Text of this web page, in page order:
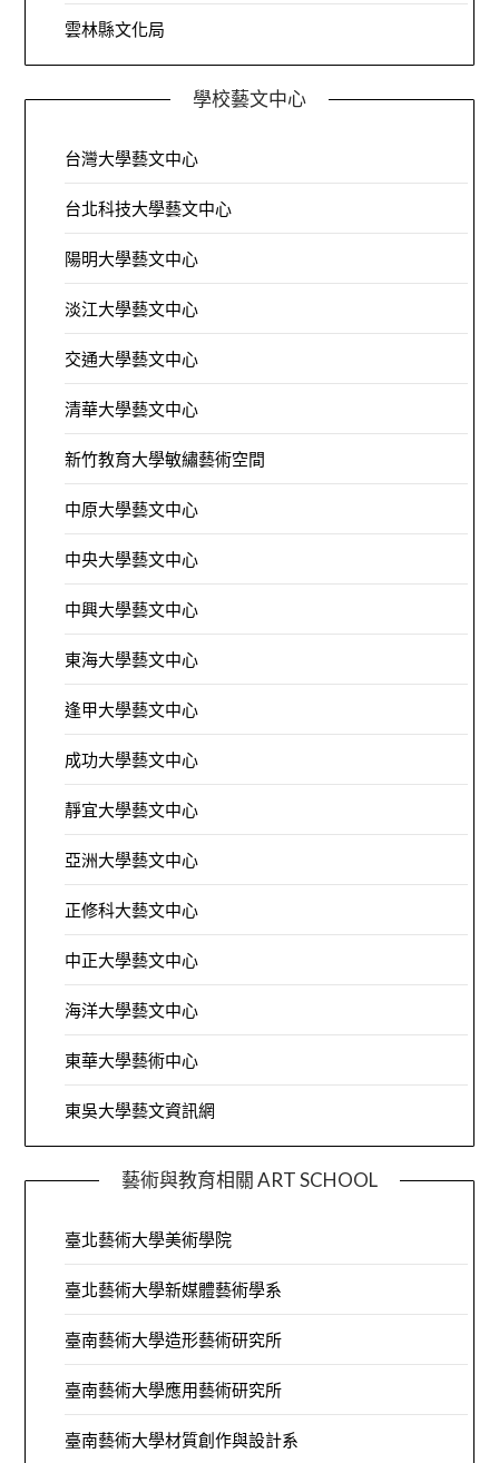
雲林縣文化局
學校藝文中心
台灣大學藝文中心
台北科技大學藝文中心
陽明大學藝文中心
淡江大學藝文中心
交通大學藝文中心
清華大學藝文中心
新竹教育大學敏繡藝術空間
中原大學藝文中心
中央大學藝文中心
中興大學藝文中心
東海大學藝文中心
逢甲大學藝文中心
成功大學藝文中心
靜宜大學藝文中心
亞洲大學藝文中心
正修科大藝文中心
中正大學藝文中心
海洋大學藝文中心
東華大學藝術中心
東吳大學藝文資訊網
藝術與教育相關 ART SCHOOL
臺北藝術大學美術學院
臺北藝術大學新媒體藝術學系
臺南藝術大學造形藝術研究所
臺南藝術大學應用藝術研究所
臺南藝術大學材質創作與設計系